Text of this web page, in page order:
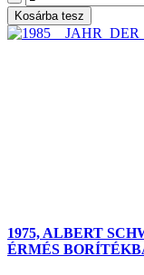
1975, ALBERT
ÉRMÉS